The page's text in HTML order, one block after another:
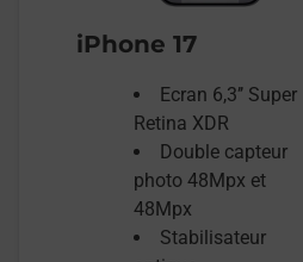
iPhone 17
Ecran 6,3’’ Super
Retina XDR
Double capteur
photo 48Mpx et
48Mpx
Stabilisateur